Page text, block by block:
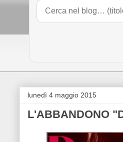
lunedì 4 maggio 2015
L'ABBANDONO